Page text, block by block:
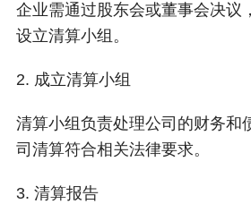
企业需通过股东会或董事会决议
设立清算小组。
2. 成立清算小组
清算小组负责处理公司的财务和
司清算符合相关法律要求。
3. 清算报告